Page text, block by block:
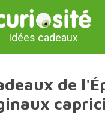
Idées cadeaux
de